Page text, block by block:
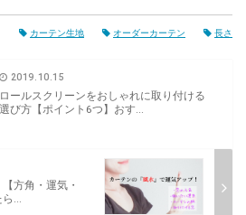
カーテン生地 オーダーカーテン 長さ
2019.10.15
ロールスクリーンをおしゃれに取り付ける
選び方【ポイント6つ】おす...
方角・運気・
...